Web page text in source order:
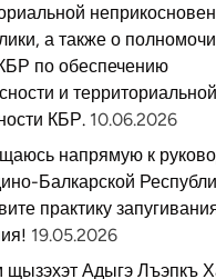
а также о
по обеспечению
и территориальной
КБР. 10.06.2026
напрямую к
Балкарской
практику
19.05.2026
щызэхэт Адыгэ Лъэпкъ